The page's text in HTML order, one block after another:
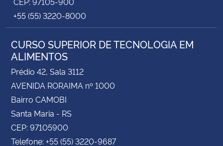
+55 (55) 3220-8000
CURSO SUPERIOR DE TECNOLOGIA EM
ALIMENTOS
Prédio 42, Sala 3112
AVENIDA RORAIMA nº 1000
Bairro CAMOBI
Santa Maria - RS
CEP: 97105900
Telefone: +55 (55) 3220-9687